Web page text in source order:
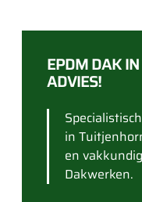
EPDM DAK
ADVIES!
in
en
Dakwerken.